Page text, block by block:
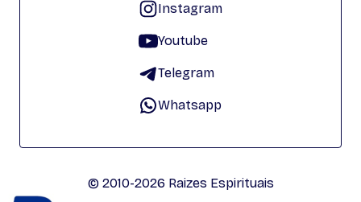
Instagram
Youtube
Telegram
Whatsapp
© 2010-2026 Raizes Espirituais